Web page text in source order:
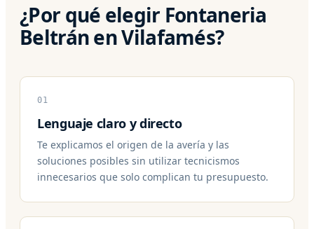
¿Por qué elegir Fontaneria
Beltrán en Vilafamés?
01
Lenguaje claro y directo
Te explicamos el origen de la avería y las
soluciones posibles sin utilizar tecnicismos
innecesarios que solo complican tu presupuesto.